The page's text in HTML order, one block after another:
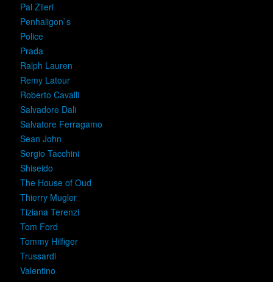
Pal Zileri
Penhaligon`s
Police
Prada
Ralph Lauren
Remy Latour
Roberto Cavalli
Salvadore Dali
Salvatore Ferragamo
Sean John
Sergio Tacchini
Shiseido
The House of Oud
Thierry Mugler
Tiziana Terenzi
Tom Ford
Tommy Hilfiger
Trussardi
Valentino